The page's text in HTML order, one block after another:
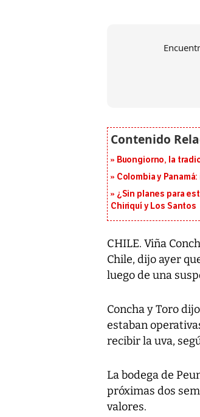
Buongiorno, la
Colombia y
¿Sin planes para
Chiriquí y Los Santos
CHILE. Viña
Chile, dijo ayer
luego de una
Concha y Toro
estaban
recibir la uva,
La bodega de
próximas dos
valores.